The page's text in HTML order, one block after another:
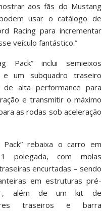
aos fãs do Mustang
usar o catálogo de
Racing para incrementar
veículo fantástico.”
Pack” inclui semieixos
e um subquadro traseiro
de alta performance para
e transmitir o máximo
as rodas sob aceleração
Pack” rebaixa o carro em
polegada, com molas
encurtadas – sendo
em estruturas pré-
-, além de um kit de
traseiros e barra